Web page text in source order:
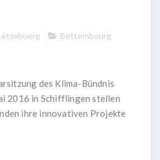
Bettembourg
des Klima-Bündnis
2016 in Schifflingen stellen
ihre innovativen Projekte